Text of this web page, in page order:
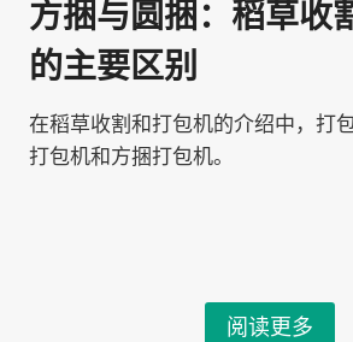
方捆与圆捆：稻草收
的主要区别
在稻草收割和打包机的介绍中，打
打包机和方捆打包机。
阅读更多